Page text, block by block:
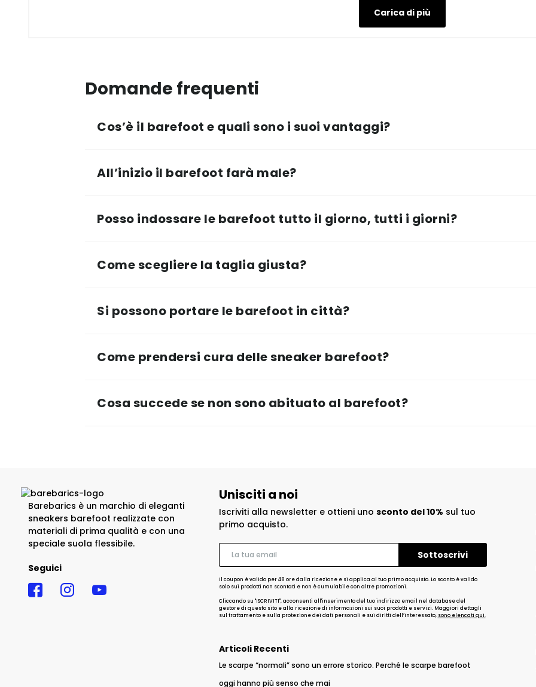
Carica di più
Domande frequenti
Cos’è il barefoot e quali sono i suoi vantaggi?
All’inizio il barefoot farà male?
Posso indossare le barefoot tutto il giorno, tutti i giorni?
Come scegliere la taglia giusta?
Si possono portare le barefoot in città?
Come prendersi cura delle sneaker barefoot?
Cosa succede se non sono abituato al barefoot?
Barebarics è un marchio di eleganti
sneakers barefoot realizzate con
materiali di prima qualità e con una
speciale suola flessibile.
Seguici
Unisciti a noi
Iscriviti alla newsletter e ottieni uno sconto del 10% sul tuo
primo acquisto.
Il coupon è valido per 48 ore dalla ricezione e si applica al tuo primo acquisto. Lo sconto è valido
solo sui prodotti non scontati e non è cumulabile con altre promozioni.
Cliccando su "ISCRIVITI", acconsenti all'inserimento del tuo indirizzo email nel database del
gestore di questo sito e alla ricezione di informazioni sui suoi prodotti e servizi. Maggiori dettagli
sul trattamento e sulla protezione dei dati personali e sui diritti dell’interessato, sono elencati qui.
Articoli Recenti
Le scarpe “normali” sono un errore storico. Perché le scarpe barefoot
oggi hanno più senso che mai